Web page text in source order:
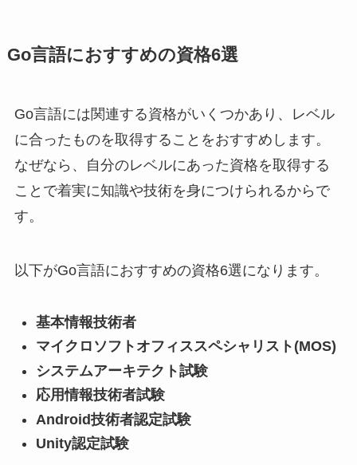
Go言語におすすめの資格6選
Go言語には関連する資格がいくつかあり、レベル
に合ったものを取得することをおすすめします。
なぜなら、自分のレベルにあった資格を取得する
ことで着実に知識や技術を身につけられるからで
す。
以下がGo言語におすすめの資格6選になります。
基本情報技術者
マイクロソフトオフィススペシャリスト(MOS)
システムアーキテクト試験
応用情報技術者試験
Android技術者認定試験
Unity認定試験